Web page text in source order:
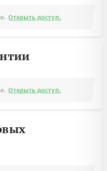
Открыть доступ.
Открыть доступ.